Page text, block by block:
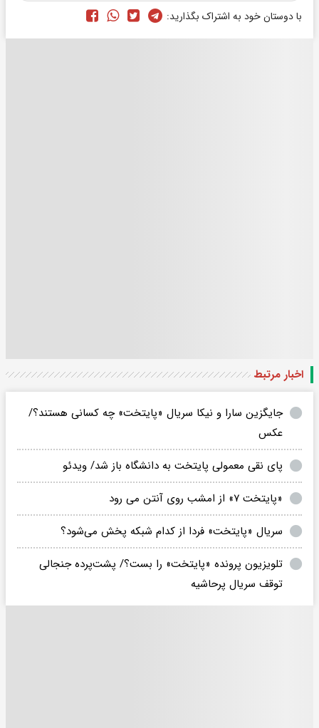
با دوستان خود به اشتراک بگذارید:
اخبار مرتبط
جایگزین سارا و نیکا سریال «پایتخت» چه کسانی هستند؟/
عکس
پای نقی معمولی پایتخت به دانشگاه باز شد/ ویدئو
«پایتخت ۷» از امشب روی آنتن می رود
​سریال «پایتخت» فردا از کدام شبکه پخش می‌شود؟
تلویزیون پرونده «پایتخت» را بست؟/ پشت‌پرده جنجالی
توقف سریال پرحاشیه